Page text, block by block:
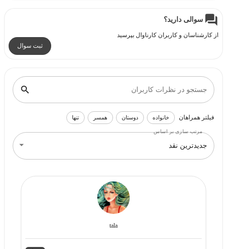
سوالی دارید؟
از کارشناسان و کاربران کارناوال بپرسید
ثبت سوال
جستجو در نظرات کاربران
فیلتر همراهان خانواده دوستان همسر تنها
مرتب سازی بر اساس
جدیدترین نقد
tala